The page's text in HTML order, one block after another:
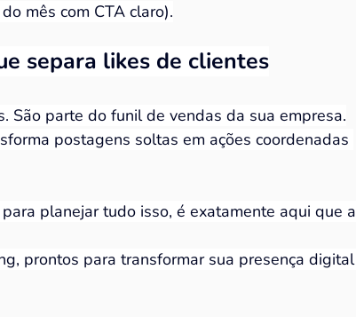
mês com CTA claro).
separa likes de clientes
São parte do funil de vendas da sua empresa.
postagens soltas em ações coordenadas
planejar tudo isso, é exatamente aqui que a
prontos para transformar sua presença digital